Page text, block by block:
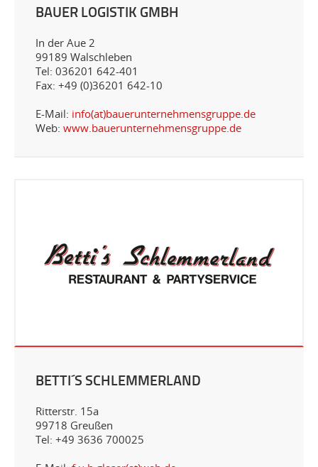
BAUER LOGISTIK GMBH
In der Aue 2
99189 Walschleben
Tel: 036201 642-401
Fax: +49 (0)36201 642-10
E-Mail: info(at)bauerunternehmensgruppe.de
Web: www.bauerunternehmensgruppe.de
BETTI´S SCHLEMMERLAND
Ritterstr. 15a
99718 Greußen
Tel: +49 3636 700025